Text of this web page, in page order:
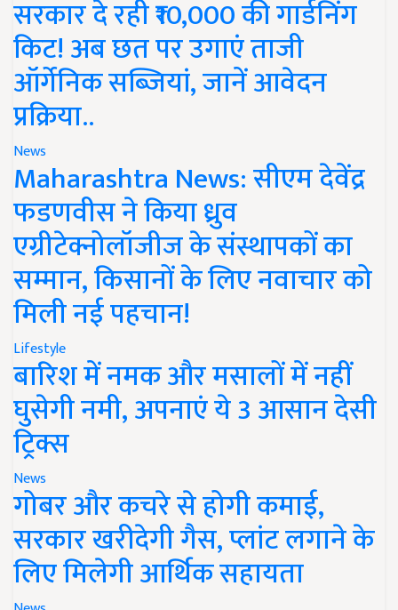
सरकार दे रही ₹10,000 की गार्डनिंग
किट! अब छत पर उगाएं ताजी
ऑर्गेनिक सब्जियां, जानें आवेदन
प्रक्रिया..
News
Maharashtra News: सीएम देवेंद्र
फडणवीस ने किया ध्रुव
एग्रीटेक्नोलॉजीज के संस्थापकों का
सम्मान, किसानों के लिए नवाचार को
मिली नई पहचान!
Lifestyle
बारिश में नमक और मसालों में नहीं
घुसेगी नमी, अपनाएं ये 3 आसान देसी
ट्रिक्स
News
गोबर और कचरे से होगी कमाई,
सरकार खरीदेगी गैस, प्लांट लगाने के
लिए मिलेगी आर्थिक सहायता